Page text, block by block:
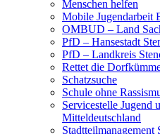
Menschen helfen
Mobile Jugendarbeit
OMBUD – Land
PfD – Hansestadt
PfD – Landkreis
Rettet die
Schatzsuche
Schule ohne
Servicestelle Jugend
Mitteldeutschland
Stadtteilmanagement